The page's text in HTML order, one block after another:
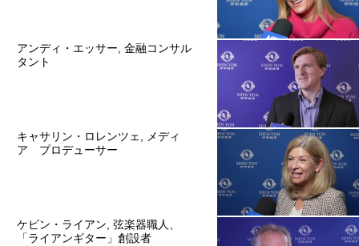
アンディ・エッサー, 金融コンサル
タント
キャサリン・ロレンツェ, メディ
ア プロデューサー
ケビン・ライアン, 弦楽器職人、
「ライアンギター」創設者